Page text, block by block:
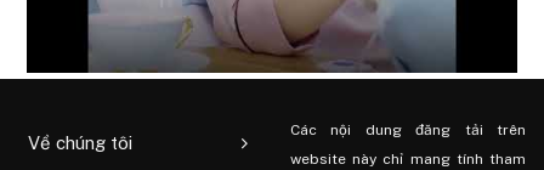
Về chúng tôi
Các nội dung đăng tải trên
website này chỉ mang tính tham